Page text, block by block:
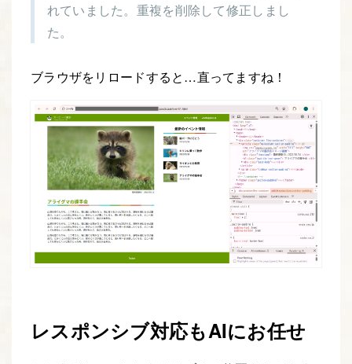
れていました。重複を削除して修正しまし
た。
ブラウザをリロードすると…直ってますね！
レスポンシブ対応もAIにお任せ